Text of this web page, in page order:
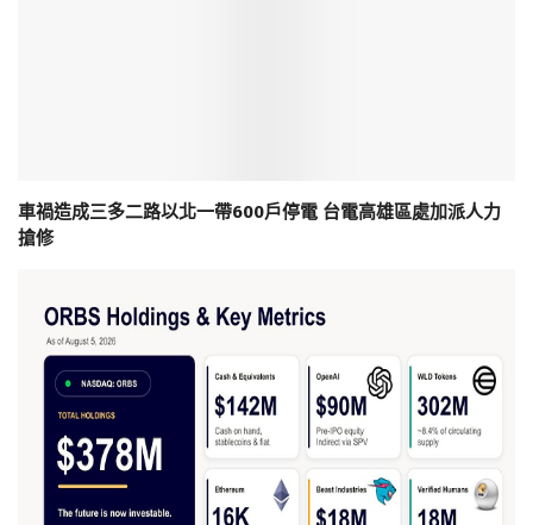
車禍造成三多二路以北一帶600戶停電 台電高雄區處加派人力
搶修